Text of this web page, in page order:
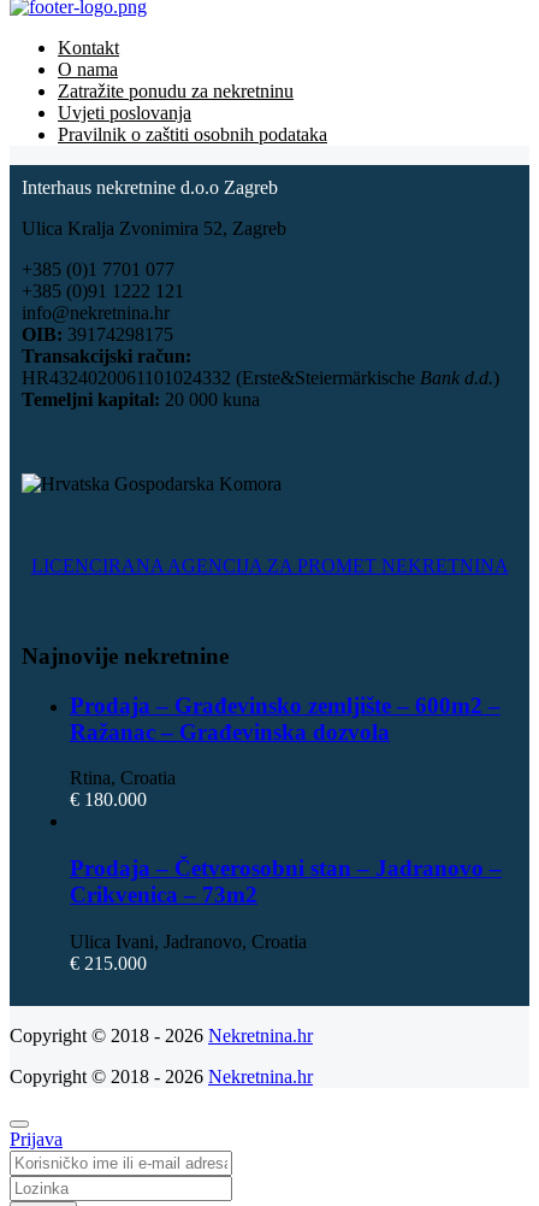
Kontakt
O nama
Zatražite ponudu za nekretninu
Uvjeti poslovanja
Pravilnik o zaštiti osobnih podataka
Interhaus nekretnine d.o.o Zagreb
Ulica Kralja Zvonimira 52, Zagreb
+385 (0)1 7701 077
+385 (0)91 1222 121
info@nekretnina.hr
OIB: 39174298175
Transakcijski račun:
HR4324020061101024332 (Erste&Steiermärkische Bank d.d.)
Temeljni kapital: 20 000 kuna
LICENCIRANA AGENCIJA ZA PROMET NEKRETNINA
Najnovije nekretnine
Prodaja – Građevinsko zemljište – 600m2 –
Ražanac – Građevinska dozvola
Rtina, Croatia
€ 180.000
Prodaja – Četverosobni stan – Jadranovo –
Crikvenica – 73m2
Ulica Ivani, Jadranovo, Croatia
€ 215.000
Copyright © 2018 - 2026 Nekretnina.hr
Copyright © 2018 - 2026 Nekretnina.hr
Prijava